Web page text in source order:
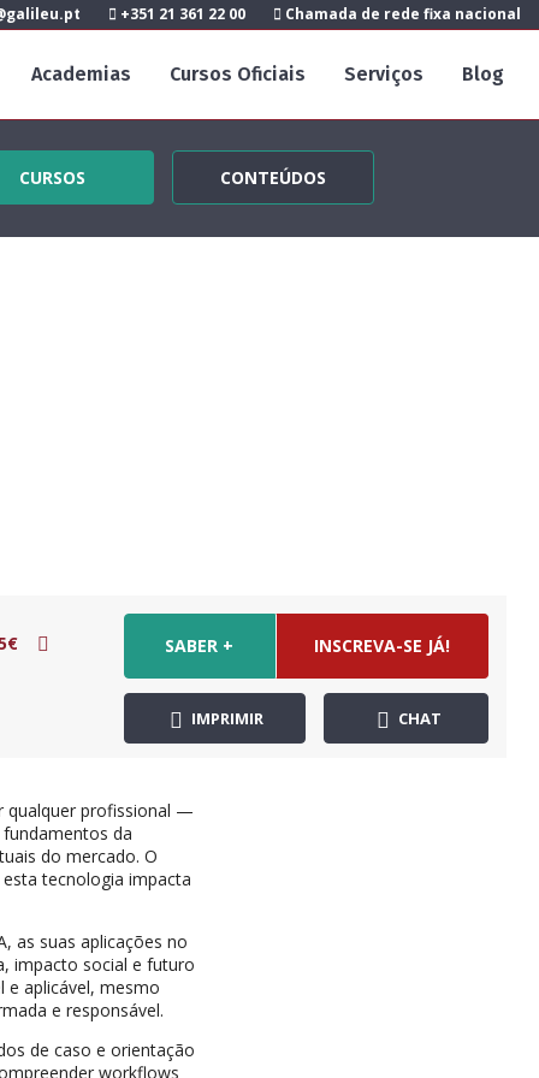
+351 21 361 22 00 Chamada de rede fixa nacional
Academias Cursos Oficiais Serviços Blog
CURSOS CONTEÚDOS
SABER + INSCREVA-SE JÁ!
IMPRIMIR CHAT
qualquer profissional —
da
do mercado. O
tecnologia impacta
as suas aplicações no
impacto social e futuro
e aplicável, mesmo
e responsável.
de caso e orientação
workflows